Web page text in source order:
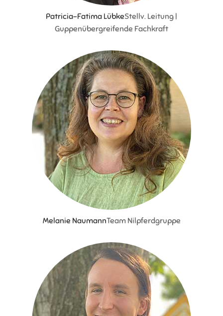
Patricia-Fatima LübkeStellv. Leitung |
Guppenübergreifende Fachkraft
Melanie NaumannTeam Nilpferdgruppe